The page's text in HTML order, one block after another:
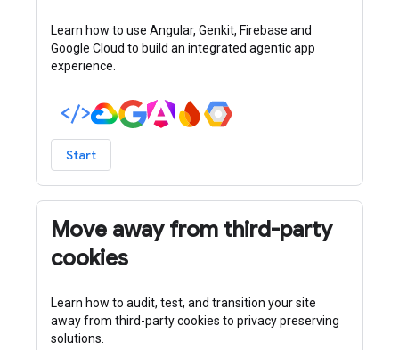
Learn how to use Angular, Genkit, Firebase and
Google Cloud to build an integrated agentic app
experience.
Start
Move away from third-party
cookies
Learn how to audit, test, and transition your site
away from third-party cookies to privacy preserving
solutions.